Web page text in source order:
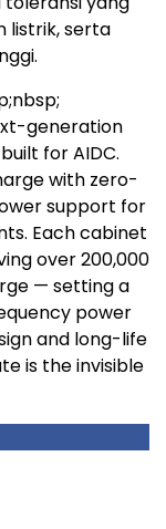
listrik, serta
generation
for AIDC.
with zero-
support for
Each cabinet
over 200,000
— setting a
power
and long-life
is the invisible